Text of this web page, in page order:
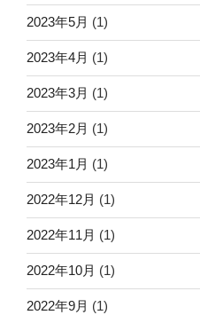
2023年5月 (1)
2023年4月 (1)
2023年3月 (1)
2023年2月 (1)
2023年1月 (1)
2022年12月 (1)
2022年11月 (1)
2022年10月 (1)
2022年9月 (1)